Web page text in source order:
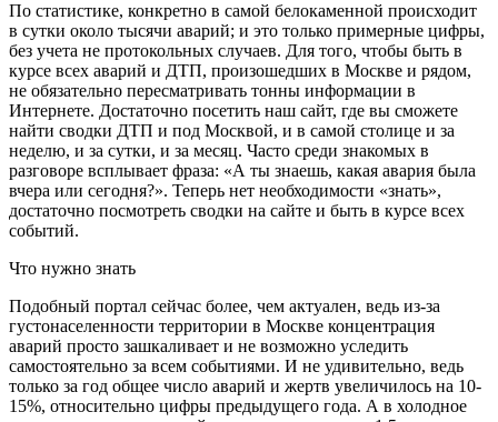
По статистике, конкретно в самой белокаменной происходит
в сутки около тысячи аварий; и это только примерные цифры,
без учета не протокольных случаев. Для того, чтобы быть в
курсе всех аварий и ДТП, произошедших в Москве и рядом,
не обязательно пересматривать тонны информации в
Интернете. Достаточно посетить наш сайт, где вы сможете
найти сводки ДТП и под Москвой, и в самой столице и за
неделю, и за сутки, и за месяц. Часто среди знакомых в
разговоре всплывает фраза: «А ты знаешь, какая авария была
вчера или сегодня?». Теперь нет необходимости «знать»,
достаточно посмотреть сводки на сайте и быть в курсе всех
событий.
Что нужно знать
Подобный портал сейчас более, чем актуален, ведь из-за
густонаселенности территории в Москве концентрация
аварий просто зашкаливает и не возможно уследить
самостоятельно за всем событиями. И не удивительно, ведь
только за год общее число аварий и жертв увеличилось на 10-
15%, относительно цифры предыдущего года. А в холодное